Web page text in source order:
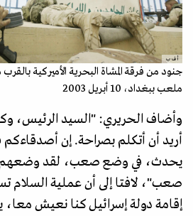
أ ف ب
جنود من فرقة المشاة البحرية الأميركية
ملعب ببغداد، 10 أبريل 2003
وأضاف الحريري: "السيد الرئيس،
أريد أن أتكلم بصراحة. إن أصدقاءكم
يحدث، في وضع صعب، لقد
صعب"، لافتا إلى أن عملية السلام
إقامة دولة إسرائيل كنا نعيش